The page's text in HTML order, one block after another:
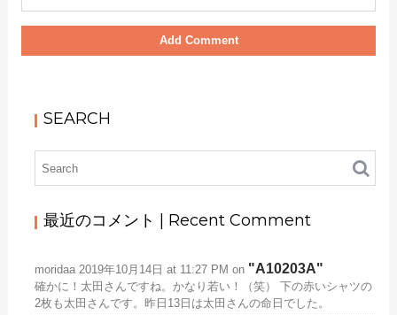
SEARCH
最近のコメント | Recent Comment
moridaa 2019年10月14日 at 11:27 PM on A10203A
確かに！太田さんですね。かなり若い！（笑） 下の赤いシャツの
2枚も太田さんです。昨日13日は太田さんの命日でした。